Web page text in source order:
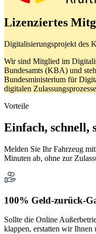
Lizenziertes
Digitalisierungsprojekt des
Wir sind Mitglied im
Bundesamts (KBA) und
Bundesministerium für
digitalen
Vorteile
Einfach, schnell,
Melden Sie Ihr Fahrzeug
Minuten ab, ohne zur
100% Geld-zurück-
Sollte die Online
klappen, erstatten wir Ihnen